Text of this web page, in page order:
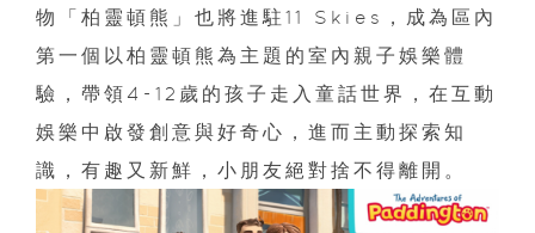
物「柏靈頓熊」也將進駐11 Skies，成為區內
第一個以柏靈頓熊為主題的室內親子娛樂體
驗，帶領4-12歲的孩子走入童話世界，在互動
娛樂中啟發創意與好奇心，進而主動探索知
識，有趣又新鮮，小朋友絕對捨不得離開。